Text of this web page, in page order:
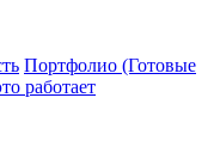
Портфолио (Готовые
работает